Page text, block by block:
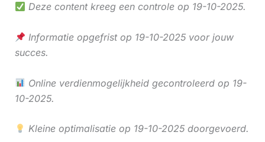
Deze content kreeg een controle op 19-10-2025.
Informatie opgefrist op 19-10-2025 voor jouw
succes.
Online verdienmogelijkheid gecontroleerd op 19-
10-2025.
Kleine optimalisatie op 19-10-2025 doorgevoerd.